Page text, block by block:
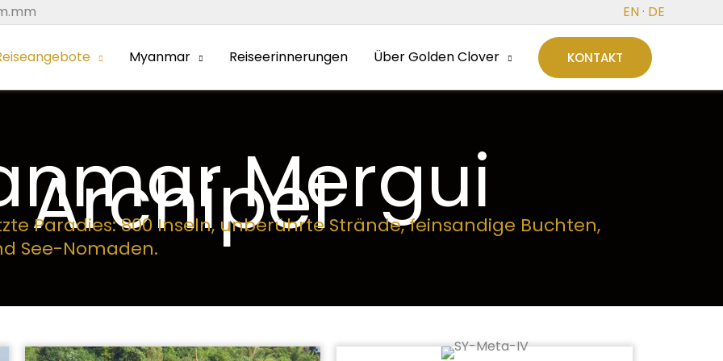
EN · DE
Myanmar Reiseerinnerungen Über Golden Clover KONTAKT
Mergui
Archipel
Paradies: 800 Inseln, unberührte Strände, feinsandige Buchten,
See-Nomaden.